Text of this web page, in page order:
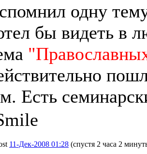
одну
бы видеть в
Есть
11-Дек-2008 01:28 (спустя 2 часа 2